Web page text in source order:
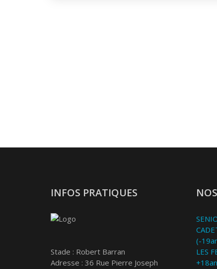
INFOS PRATIQUES
Stade : Robert Barran
Adresse : 36 Rue Pierre Joseph
(-
LES